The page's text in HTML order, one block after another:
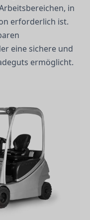
in
erforderlich ist.
eine sichere und
ermöglicht.